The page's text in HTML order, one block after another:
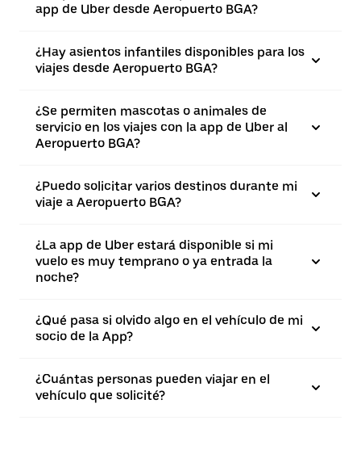
app de Uber desde Aeropuerto BGA?
¿Hay asientos infantiles disponibles para los
viajes desde Aeropuerto BGA?
¿Se permiten mascotas o animales de
servicio en los viajes con la app de Uber al
Aeropuerto BGA?
¿Puedo solicitar varios destinos durante mi
viaje a Aeropuerto BGA?
¿La app de Uber estará disponible si mi
vuelo es muy temprano o ya entrada la
noche?
¿Qué pasa si olvido algo en el vehículo de mi
socio de la App?
¿Cuántas personas pueden viajar en el
vehículo que solicité?